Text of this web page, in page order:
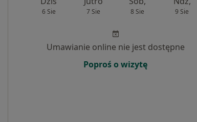
6 Sie 7 Sie 8 Sie 9 Sie
Umawianie online nie jest dostępne
Poproś o wizytę